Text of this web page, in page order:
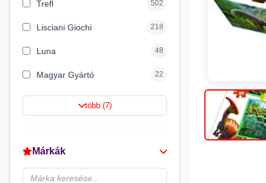
Trefl 502
Lisciani Giochi 218
Luna 48
Magyar Gyártó 22
Spin Master 16
Flair Toys
Zikin 2
több (7)
Márkák